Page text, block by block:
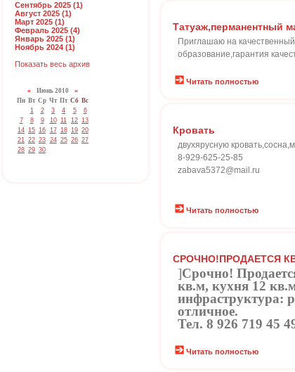
Сентябрь 2025 (1)
Август 2025 (1)
Март 2025 (1)
Февраль 2025 (4)
Январь 2025 (1)
Ноябрь 2024 (1)
Показать весь архив
« Июнь 2010 »
Пн Вт Ср Чт Пт Сб Вс
1
2 3 4 5
6
7
8 9 10 11 12 13
14 15 16 17 18 19 20
21 22 23 24 25 26 27
28 29 30
Татуаж,перманентный
Приглашаю на
образование,гарантия
Читать полностью
Кровать
двухярусную
8-929-625-25-85
zabava5372@mail.ru
Читать полностью
СРОЧНО!ПРОДАЕТСЯ
]Срочно!
кв.м, кухня 12
инфраструктура:
отличное.
Тел. 8 926 719 45
Читать полностью